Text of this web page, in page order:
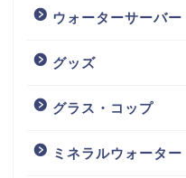
ウォーターサーバー
グッズ
グラス・コップ
ミネラルウォーター